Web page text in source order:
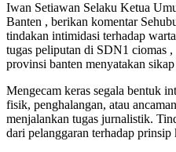
Iwan Setiawan Selaku Ketua
Banten , berikan komentar
tindakan intimidasi terhadap
tugas peliputan di SDN1 ciomas
provinsi banten menyatakan sikap
Mengecam keras segala bentuk
fisik, penghalangan, atau
menjalankan tugas jurnalistik.
dari pelanggaran terhadap prinsip